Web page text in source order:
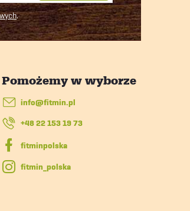
.
info@fitmin.pl
+48 22 153 19 73
fitmin_polska